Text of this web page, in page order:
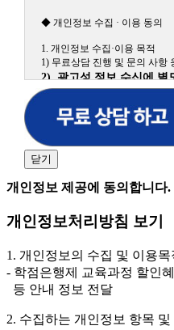
◆ 개인정보 수집 · 이용 동의
1. 개인정보 수집·이용 목적
1) 무료상담 진행 및 문의 사항
2) 광고성 정보 수신에 별
원격평생교육원을 비롯한
비스 신상품이나 이벤트,
향에 맞는 최적의 서비스
어, 해커스일본어, 해커스잡, 해
원, 해커스경찰, 해커스소방,
사, 해커스편입 등)
3. 개인정보 보유/이용 기
외하고는 회원탈퇴 시까지
원이거나 상담 시로부터 3
소비자 불만 또는 분쟁처
의 경우에는 상담 신청이 제한
닫기
개인정보 제공에 동의합니다.
개인정보처리방침 보기
1. 개인정보의 수집 및 이용목
- 학점은행제 교육과정 할인
등 안내 정보 전달
2. 수집하는 개인정보 항목 및